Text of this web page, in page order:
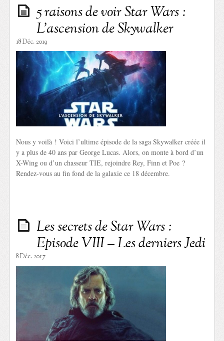
5 raisons de voir Star Wars :
L’ascension de Skywalker
18 Déc. 2019
Nous y voilà ! Voici l’ultime épisode de la saga Skywalker créée il
y a plus de 40 ans par George Lucas. Alors, on monte à bord d’un
X-Wing ou d’un chasseur TIE, rejoindre Rey, Finn et Poe ?
Rendez-vous au fin fond de la galaxie ce 18 décembre.
Les secrets de Star Wars :
Episode VIII – Les derniers Jedi
8 Déc. 2017